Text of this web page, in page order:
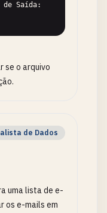
de Saída:
se o arquivo
de Dados
uma lista de e-
os e-mails em